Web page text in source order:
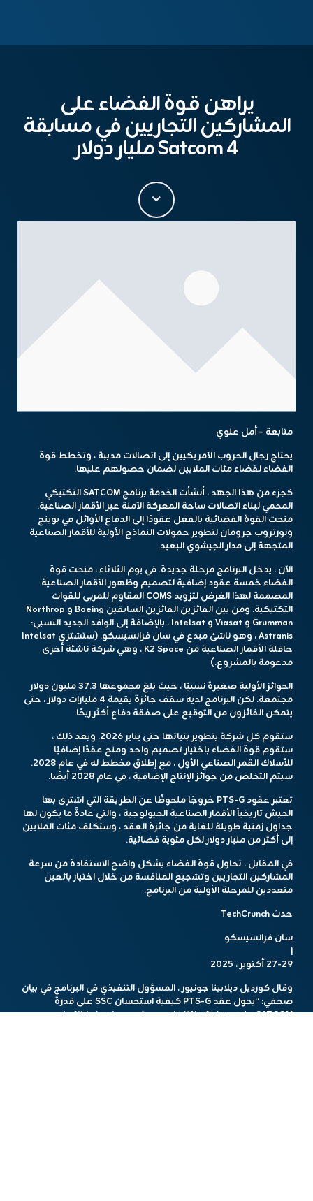
يراهن قوة الفضاء على
المشاركين التجاريين في مسابقة
Satcom 4 مليار دولار
متابعة – أمل علوي
يحتاج رجال الحروب الأمريكيين إلى اتصالات مدببة ، وتخطط قوة
الفضاء لقضاء مئات الملايين لضمان حصولهم عليها.
كجزء من هذا الجهد ، أنشأت الخدمة برنامج SATCOM التكتيكي
المحمي لبناء اتصالات ساحة المعركة الآمنة عبر الأقمار الصناعية.
منحت القوة الفضائية بالفعل عقودًا إلى الدفاع الأوائل في بوينج
ونورتروب جرومان لتطوير حمولات النماذج الأولية للأقمار الصناعية
المتجهة إلى مدار الجيشوي البعيد.
الآن ، يدخل البرنامج مرحلة جديدة. في يوم الثلاثاء ، منحت قوة
الفضاء خمسة عقود إضافية لتصميم وظهور الأقمار الصناعية
المصممة لهذا الغرض لتزويد COMS المقاوم للمربى للقوات
التكتيكية. ومن بين الفائزين الفائزين السابقين Boeing و Northrop
Grumman و Viasat و Intelsat ، بالإضافة إلى الوافد الجديد النسبي:
Astranis ، وهو ناشئ مبدع في سان فرانسيسكو. (ستشتري Intelsat
حافلة الأقمار الصناعية من K2 Space ، وهي شركة ناشئة أخرى
مدعومة بالمشروع.)
الجوائز الأولية صغيرة نسبيًا ، حيث بلغ مجموعها 37.3 مليون دولار
مجتمعة. لكن البرنامج لديه سقف جائزة بقيمة 4 مليارات دولار ، حتى
يتمكن الفائزون من التوقيع على صفقة دفاع أكثر ربحًا.
ستقوم كل شركة بتطوير بنياتها حتى يناير 2026. وبعد ذلك ،
ستقوم قوة الفضاء باختيار تصميم واحد ومنح عقدًا إضافيًا
للأسلاك القمر الصناعي الأول ، مع إطلاق مخطط له في عام 2028.
سيتم التخلص من جوائز الإنتاج الإضافية ، في عام 2028 أيضًا.
تعتبر عقود PTS-G خروجًا ملحوظًا عن الطريقة التي اشترى بها
الجيش تاريخياً الأقمار الصناعية الجيولوجية ، والتي عادةً ما يكون لها
جداول زمنية طويلة للغاية من جائزة العقد ، وستكلف مئات الملايين
إلى أكثر من مليار دولار لكل مئوية فضائية.
في المقابل ، تحاول قوة الفضاء بشكل واضح الاستفادة من سرعة
المشاركين التجاريين وتشجيع المنافسة من خلال اختيار بائعين
متعددين للمرحلة الأولية من البرنامج.
حدث TechCrunch
سان فرانسيسكو
|
27-29 أكتوبر ، 2025
وقال كورديل ديلابينا جونيور ، المسؤول التنفيذي في البرنامج في بيان
صحفي: “يحول عقد PTS-G كيفية استحسان SSC على قدرة
SATCOM على Warfighter”. “إن دمج تصميمات خط الأساس